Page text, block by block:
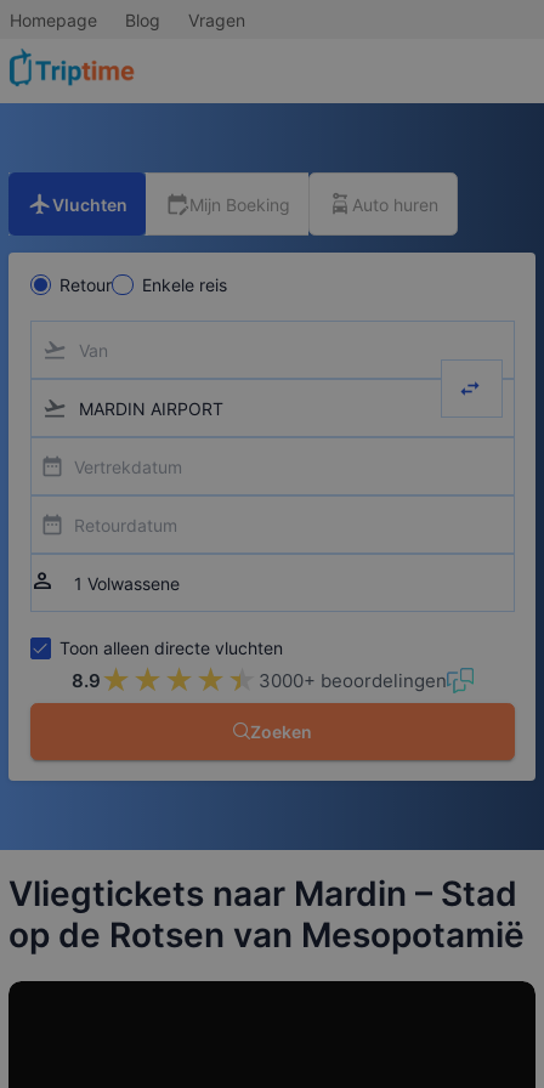
Homepage Blog Vragen
flightVluchten edit_calendarMijn Boeking car_rental Auto huren
Retour Enkele reis
flight_takeoff
flight_takeoff
date_range
date_range
person
Toon alleen directe vluchten
8.9 ★★★★★
★★★★★ 3000+ beoordelingen
Zoeken
Vliegtickets naar Mardin – Stad
op de Rotsen van Mesopotamië